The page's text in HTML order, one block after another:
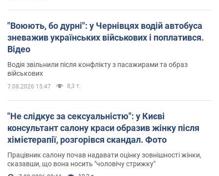
"Воюють, бо дурні": у Чернівцях водій автобуса
зневажив українських військових і поплатився.
Відео
Водія звільнили після конфлікту з пасажирами та образ
військових
7.08.2026 15:47 8,3 т.
"Не слідкує за сексуальністю": у Києві
консультант салону краси образив жінку після
хімієтерапії, розгорівся скандал. Фото
Працівник салону почав надавати оцінку зовнішності жінки,
сказавши, що вона носить "чоловічу стрижку"